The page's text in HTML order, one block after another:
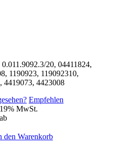
20, 04411824,
1190923, 119092310,
4419073, 4423008
Empfehlen
MwSt.
den Warenkorb